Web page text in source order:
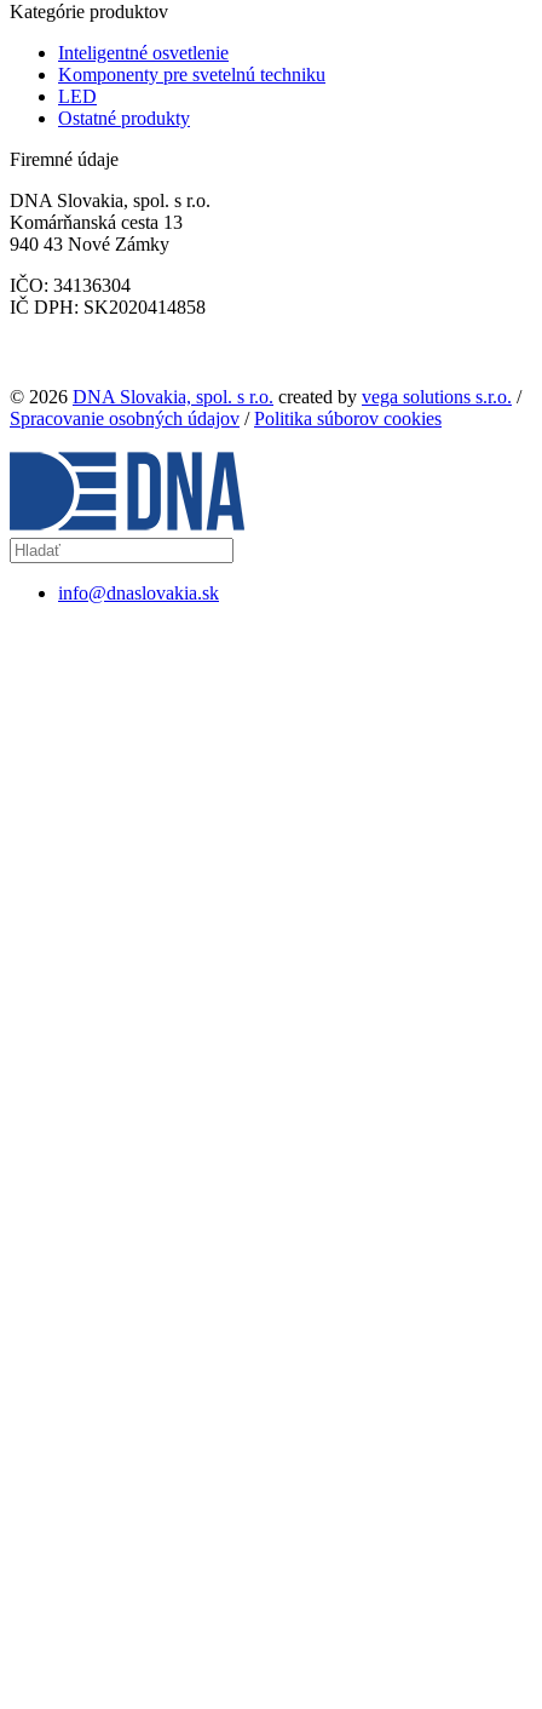
Kategórie produktov
Inteligentné osvetlenie
Komponenty pre svetelnú techniku
LED
Ostatné produkty
Firemné údaje
DNA Slovakia, spol. s r.o.
Komárňanská cesta 13
940 43 Nové Zámky
IČO: 34136304
IČ DPH: SK2020414858
© 2026 DNA Slovakia, spol. s r.o. created by vega solutions s.r.o. /
Spracovanie osobných údajov /Politika súborov cookies
info@dnaslovakia.sk